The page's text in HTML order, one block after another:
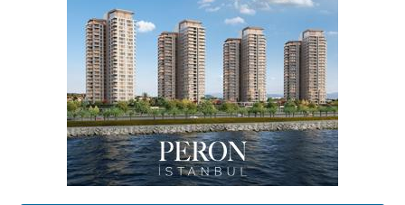
Esat BİNDESEN
Başkan Sekmen’den Erzurum’a
bir vizyon proje daha!
02 Ağustos 2026 Pazar
Kadir SABUNCUOĞLU
Erzurumspor’un köşe taşları
29 Haziran 2026 Pazartesi